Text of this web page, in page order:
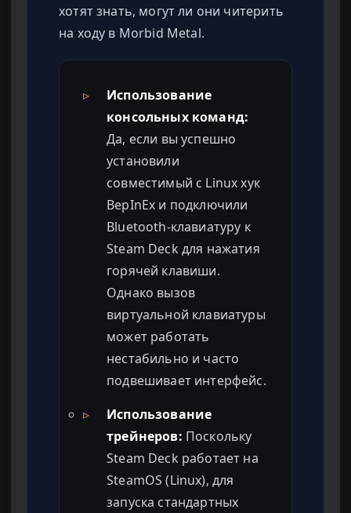
хотят знать, могут ли они читерить
на ходу в Morbid Metal.
▹
Использование
консольных команд:
Да, если вы успешно
установили
совместимый с Linux хук
BepInEx и подключили
Bluetooth-клавиатуру к
Steam Deck для нажатия
горячей клавиши.
Однако вызов
виртуальной клавиатуры
может работать
нестабильно и часто
подвешивает интерфейс.
▹
Использование
трейнеров: Поскольку
Steam Deck работает на
SteamOS (Linux), для
запуска стандартных